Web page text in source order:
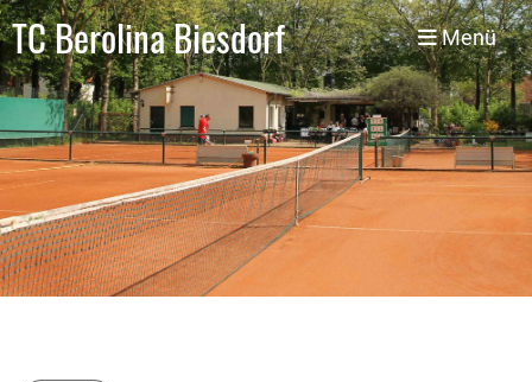
TC Berolina Biesdorf Menü